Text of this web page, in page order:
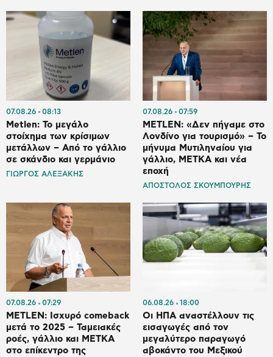
07.08.26 08:13
Metlen: Το μεγάλο
στοίχημα των κρίσιμων
μετάλλων – Από το γάλλιο
σε σκάνδιο και γερμάνιο
ΓΙΩΡΓΟΣ ΑΛΕΞΑΚΗΣ
07.08.26 07:59
METLEN: «Δεν πήγαμε στο
Λονδίνο για τουρισμό» – Το
μήνυμα Μυτιληναίου για
γάλλιο, ΜΕΤΚΑ και νέα
εποχή
ΑΠΟΣΤΟΛΟΣ ΣΚΟΥΜΠΟΥΡΗΣ
07.08.26 07:29
METLEN: Ισχυρό comeback
μετά το 2025 – Ταμειακές
ροές, γάλλιο και ΜΕΤΚΑ
στο επίκεντρο της
06.08.26 18:00
Οι ΗΠΑ αναστέλλουν τις
εισαγωγές από τον
μεγαλύτερο παραγωγό
αβοκάντο του Μεξικού